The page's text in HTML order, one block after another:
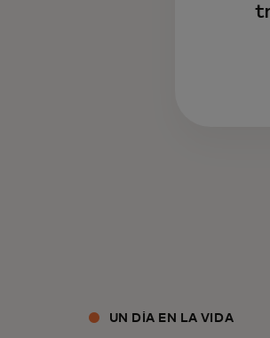
UN DÍA EN LA VIDA